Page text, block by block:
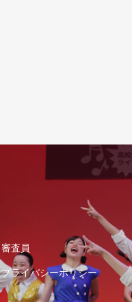
審査員
プライバシーポリシー